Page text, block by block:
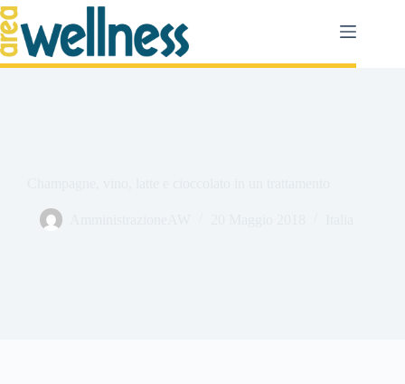
Salta
al
contenuto